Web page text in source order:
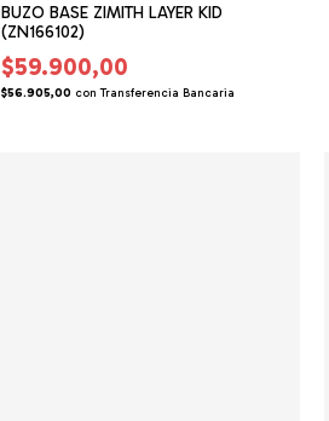
BUZO BASE ZIMITH LAYER KID
(ZN166102)
$59.900,00
$56.905,00 con Transferencia Bancaria